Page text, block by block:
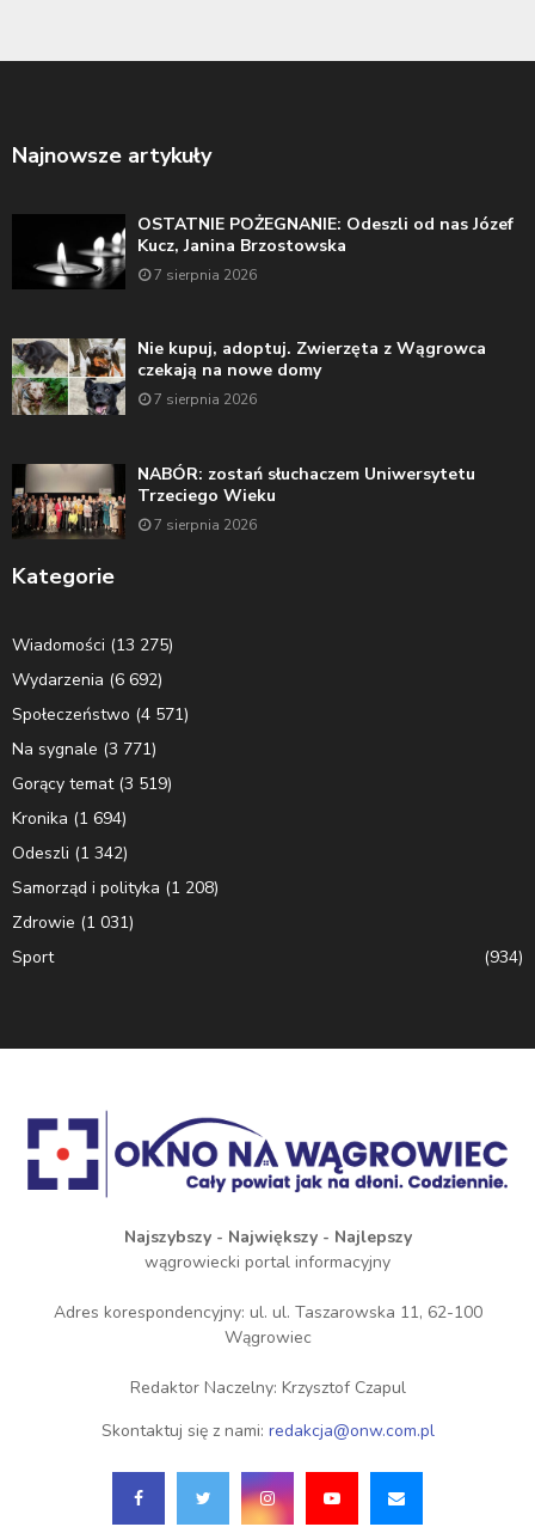
Najnowsze artykuły
OSTATNIE POŻEGNANIE: Odeszli od nas Józef
Kucz, Janina Brzostowska
7 sierpnia 2026
Nie kupuj, adoptuj. Zwierzęta z Wągrowca
czekają na nowe domy
7 sierpnia 2026
NABÓR: zostań słuchaczem Uniwersytetu
Trzeciego Wieku
7 sierpnia 2026
Kategorie
Wiadomości (13 275)
Wydarzenia (6 692)
Społeczeństwo (4 571)
Na sygnale (3 771)
Gorący temat(3 519)
Kronika (1 694)
Odeszli (1 342)
Samorząd i polityka (1 208)
Zdrowie (1 031)
Sport
(934)
Najszybszy - Największy - Najlepszy
wągrowiecki portal informacyjny
Adres korespondencyjny: ul. ul. Taszarowska 11, 62-100
Wągrowiec
Redaktor Naczelny: Krzysztof Czapul
Skontaktuj się z nami: redakcja@onw.com.pl